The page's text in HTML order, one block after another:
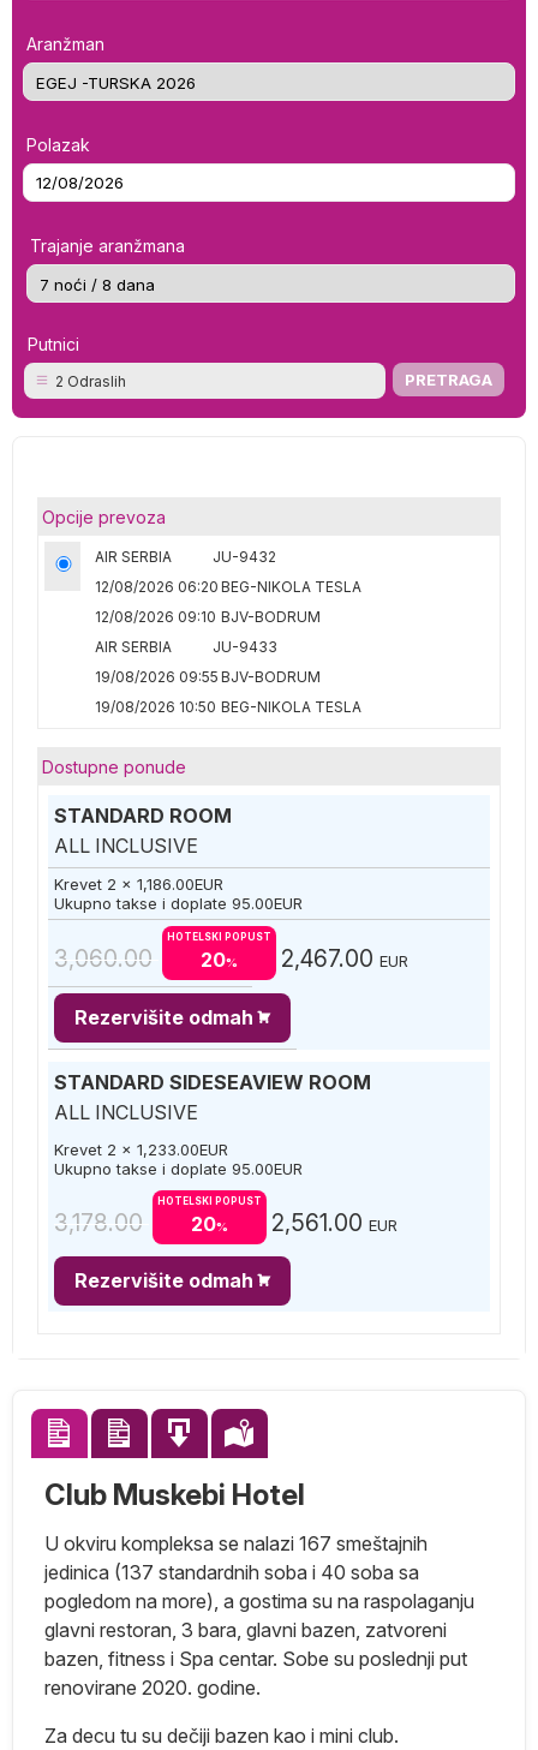
Aranžman
Polazak
Trajanje aranžmana
Putnici
2 Odraslih
Opcije prevoza
AIR SERBIA
JU-9432
12/08/2026 06:20 BEG-NIKOLA TESLA
12/08/2026 09:10 BJV-BODRUM
AIR SERBIA
JU-9433
19/08/2026 09:55 BJV-BODRUM
19/08/2026 10:50 BEG-NIKOLA TESLA
Dostupne ponude
STANDARD ROOM
ALL INCLUSIVE
Krevet 2 x 1,186.00EUR
Ukupno takse i doplate 95.00EUR
3,060.00
HOTELSKI POPUST
20% 2,467.00 EUR
Rezervišite odmah
STANDARD SIDESEAVIEW ROOM
ALL INCLUSIVE
Krevet 2 x 1,233.00EUR
Ukupno takse i doplate 95.00EUR
3,178.00
HOTELSKI POPUST
20% 2,561.00 EUR
Rezervišite odmah
Club Muskebi Hotel
U okviru kompleksa se nalazi 167 smeštajnih
jedinica (137 standardnih soba i 40 soba sa
pogledom na more), a gostima su na raspolaganju
glavni restoran, 3 bara, glavni bazen, zatvoreni
bazen, fitness i Spa centar. Sobe su poslednji put
renovirane 2020. godine.
Za decu tu su dečiji bazen kao i mini club.